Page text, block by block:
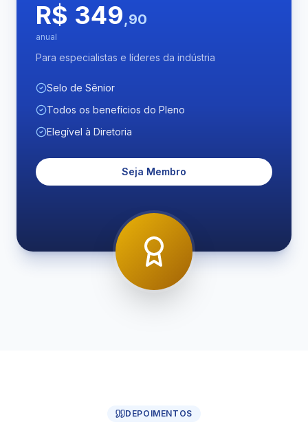
R$ 349,90
anual
Para especialistas e líderes da indústria
Selo de Sênior
Todos os benefícios do Pleno
Elegível à Diretoria
Seja Membro
DEPOIMENTOS